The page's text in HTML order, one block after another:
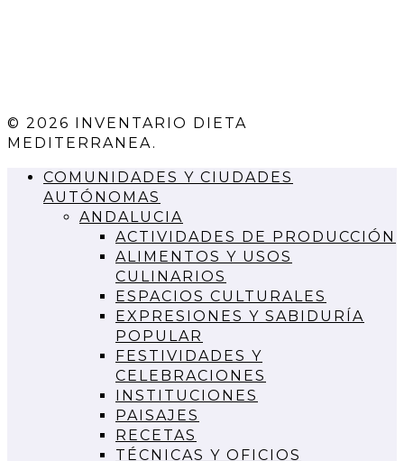
© 2026 INVENTARIO DIETA
MEDITERRANEA.
COMUNIDADES Y CIUDADES
AUTÓNOMAS
ANDALUCIA
ACTIVIDADES DE PRODUCCIÓN
ALIMENTOS Y USOS
CULINARIOS
ESPACIOS CULTURALES
EXPRESIONES Y SABIDURÍA
POPULAR
FESTIVIDADES Y
CELEBRACIONES
INSTITUCIONES
PAISAJES
RECETAS
TÉCNICAS Y OFICIOS